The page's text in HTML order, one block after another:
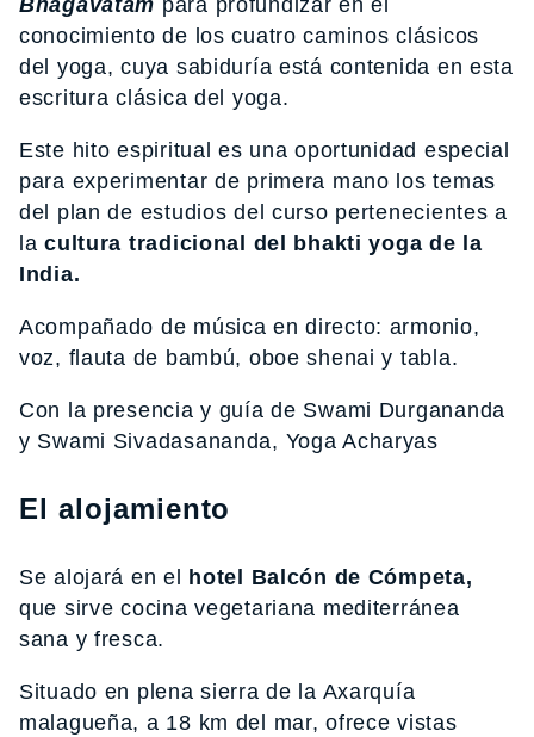
Bhagavatam para profundizar en el
conocimiento de los cuatro caminos clásicos
del yoga, cuya sabiduría está contenida en esta
escritura clásica del yoga.
Este hito espiritual es una oportunidad especial
para experimentar de primera mano los temas
del plan de estudios del curso pertenecientes a
lacultura tradicional del bhakti yoga de la
India.
Acompañado de música en directo: armonio,
voz, flauta de bambú, oboe shenai y tabla.
Con la presencia y guía de Swami Durgananda
y Swami Sivadasananda, Yoga Acharyas
El alojamiento
Se alojará en el
hotel Balcón de Cómpeta,
que sirve cocina vegetariana mediterránea
sana y fresca.
Situado en plena sierra de la Axarquía
malagueña, a 18 km del mar, ofrece vistas